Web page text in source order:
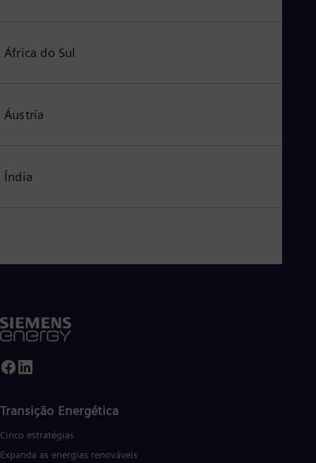
África do Sul
Áustria
Índia
Transição Energética
Cinco estratégias
Expanda as energias renováveis